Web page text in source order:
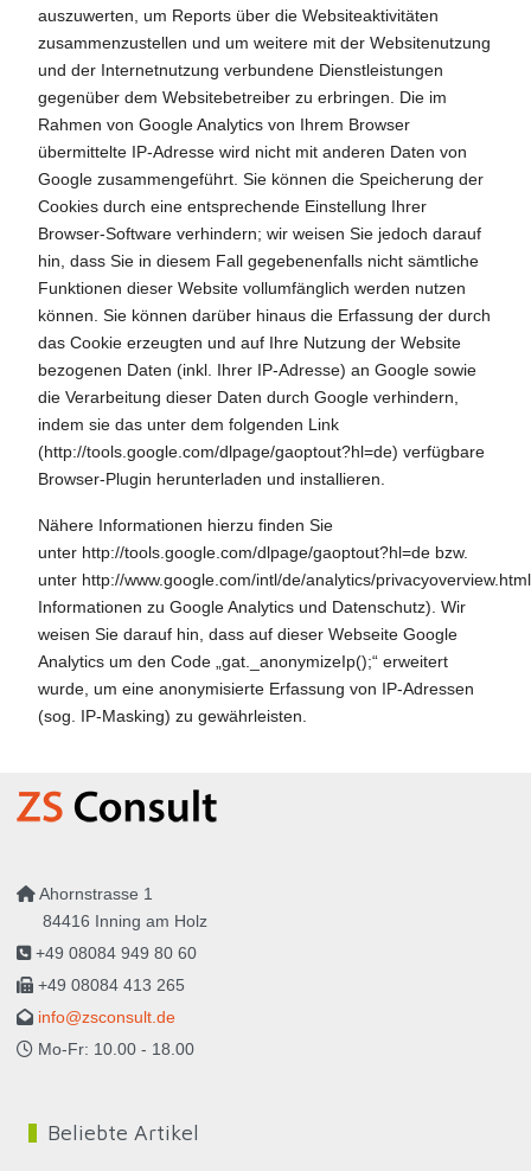
auszuwerten, um Reports über die Websiteaktivitäten
zusammenzustellen und um weitere mit der Websitenutzung
und der Internetnutzung verbundene Dienstleistungen
gegenüber dem Websitebetreiber zu erbringen. Die im
Rahmen von Google Analytics von Ihrem Browser
übermittelte IP-Adresse wird nicht mit anderen Daten von
Google zusammengeführt. Sie können die Speicherung der
Cookies durch eine entsprechende Einstellung Ihrer
Browser-Software verhindern; wir weisen Sie jedoch darauf
hin, dass Sie in diesem Fall gegebenenfalls nicht sämtliche
Funktionen dieser Website vollumfänglich werden nutzen
können. Sie können darüber hinaus die Erfassung der durch
das Cookie erzeugten und auf Ihre Nutzung der Website
bezogenen Daten (inkl. Ihrer IP-Adresse) an Google sowie
die Verarbeitung dieser Daten durch Google verhindern,
indem sie das unter dem folgenden Link
(http://tools.google.com/dlpage/gaoptout?hl=de) verfügbare
Browser-Plugin herunterladen und installieren.
Nähere Informationen hierzu finden Sie
unter http://tools.google.com/dlpage/gaoptout?hl=de bzw.
unter http://www.google.com/intl/de/analytics/privacyoverview.html
Informationen zu Google Analytics und Datenschutz). Wir
weisen Sie darauf hin, dass auf dieser Webseite Google
Analytics um den Code „gat._anonymizeIp();“ erweitert
wurde, um eine anonymisierte Erfassung von IP-Adressen
(sog. IP-Masking) zu gewährleisten.
Ahornstrasse 1
84416 Inning am Holz
+49 08084 949 80 60
+49 08084 413 265
info@zsconsult.de
Mo-Fr: 10.00 - 18.00
Beliebte Artikel